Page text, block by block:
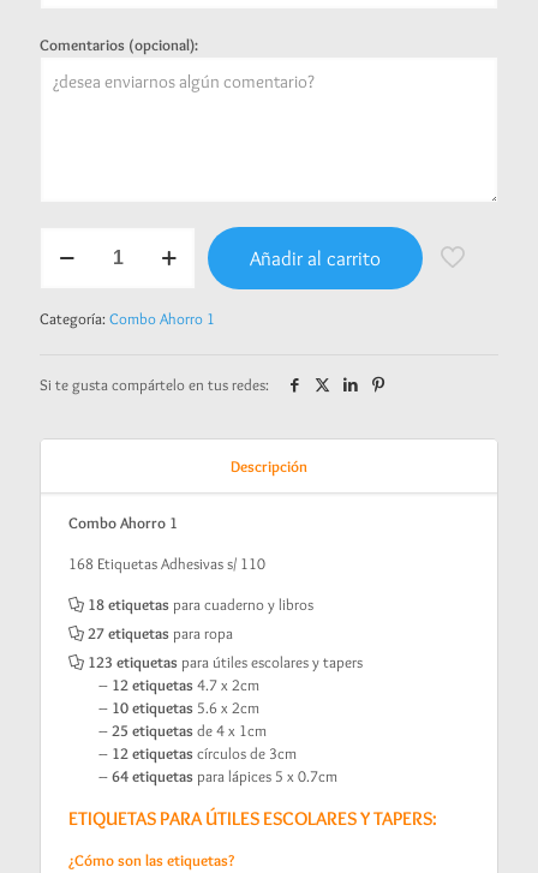
Comentarios (opcional):
Ahorro
Princesa
cantidad
Añadir al carrito
Categoría: Combo Ahorro 1
Si te gusta compártelo en tus redes:
Descripción
Combo Ahorro 1
168 Etiquetas Adhesivas s/ 110
18 etiquetas para cuaderno y libros
27 etiquetas para ropa
123 etiquetas para útiles escolares y tapers
– 12 etiquetas4.7 x 2cm
– 10 etiquetas 5.6 x 2cm
–25 etiquetasde 4 x 1cm
– 12 etiquetascírculos de 3cm
–64 etiquetas para lápices 5 x 0.7cm
ETIQUETAS PARA ÚTILES ESCOLARES Y TAPERS:
¿Cómo son las etiquetas?